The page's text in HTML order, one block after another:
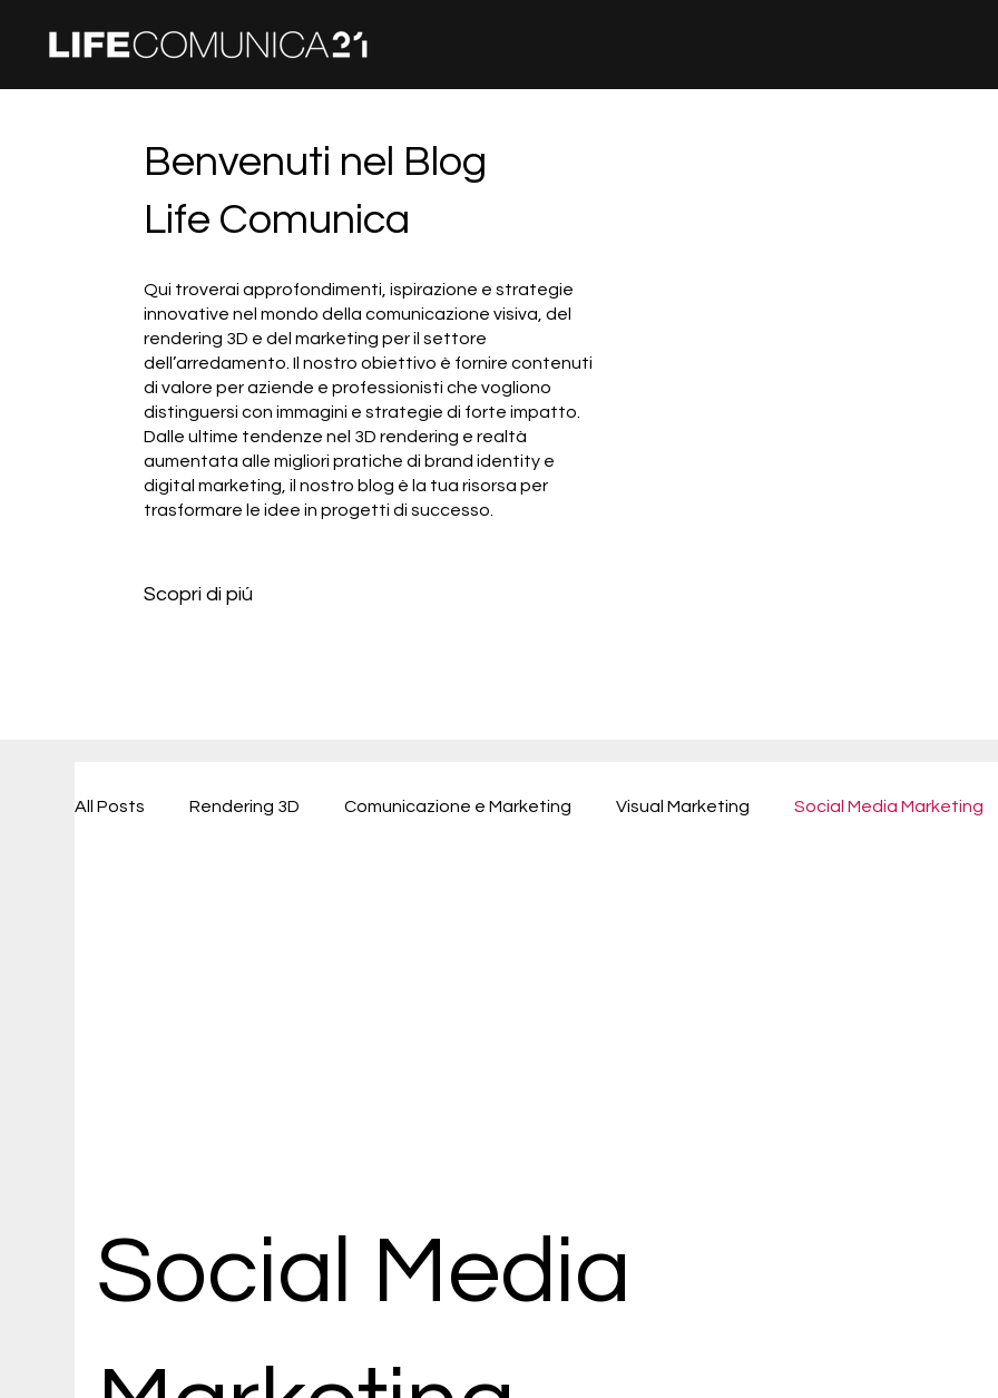
Benvenuti nel Blog
Life Comunica
Qui troverai approfondimenti, ispirazione e strategie
innovative nel mondo della comunicazione visiva, del
rendering 3D e del marketing per il settore
dell’arredamento. Il nostro obiettivo è fornire contenuti
di valore per aziende e professionisti che vogliono
distinguersi con immagini e strategie di forte impatto.
Dalle ultime tendenze nel 3D rendering e realtà
aumentata alle migliori pratiche di brand identity e
digital marketing, il nostro blog è la tua risorsa per
trasformare le idee in progetti di successo.
Scopri di piú
All Posts Rendering 3D Comunicazione e Marketing Visual Marketing Social Media Marketing
Social Media